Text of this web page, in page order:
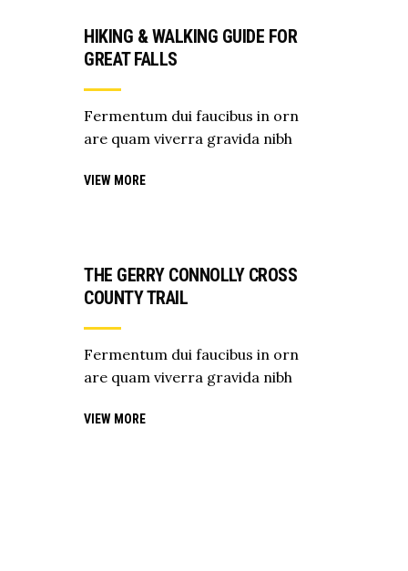
HIKING & WALKING GUIDE FOR
GREAT FALLS
Fermentum dui faucibus in orn
are quam viverra gravida nibh
VIEW MORE
THE GERRY CONNOLLY CROSS
COUNTY TRAIL
Fermentum dui faucibus in orn
are quam viverra gravida nibh
VIEW MORE